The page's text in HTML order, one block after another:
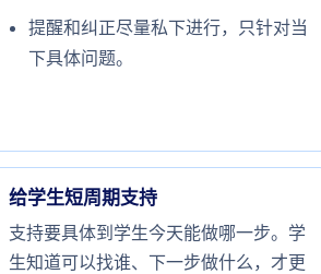
提醒和纠正尽量私下进行，只针对当
下具体问题。
给学生短周期支持
支持要具体到学生今天能做哪一步。学
生知道可以找谁、下一步做什么，才更